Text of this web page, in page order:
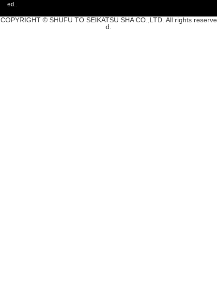
ed..
COPYRIGHT © SHUFU TO SEIKATSU SHA CO.,LTD. All rights reserve
d.